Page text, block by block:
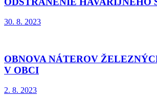
30. 8. 2023
OBNOVA NÁTEROV
V OBCI
2. 8. 2023